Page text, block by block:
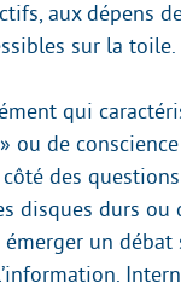
aux dépens
sur la toile.
qui
ou de
côté des
disques durs ou
émerger un